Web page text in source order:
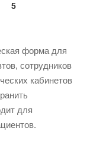
5
форма для
сотрудников
кабинетов
для